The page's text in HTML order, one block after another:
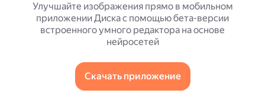
Улучшайте изображения прямо в мобильном
приложении Диска с помощью бета-версии
встроенного умного редактора на основе
нейросетей
Скачать приложение